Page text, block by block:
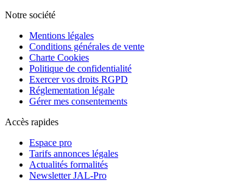
Notre société
Mentions légales
Conditions générales de vente
Charte Cookies
Politique de confidentialité
Exercer vos droits RGPD
Réglementation légale
Gérer mes consentements
Accès rapides
Espace pro
Tarifs annonces légales
Actualités formalités
Newsletter JAL-Pro